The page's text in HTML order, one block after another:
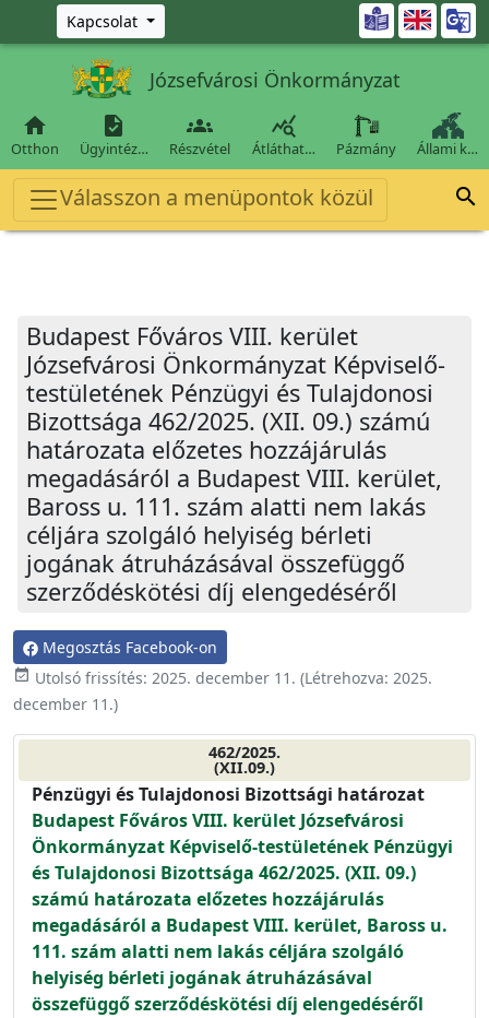
Ugrás a fő tartalomra
Kapcsolat 
Józsefvárosi Önkormányzat

Otthon

Ügyintéz…

Részvétel

Átláthat… Pázmány Állami k…
Válasszon a menüpontok közül 
Budapest Főváros VIII. kerület
Józsefvárosi Önkormányzat Képviselő-
testületének Pénzügyi és Tulajdonosi
Bizottsága 462/2025. (XII. 09.) számú
határozata előzetes hozzájárulás
megadásáról a Budapest VIII. kerület,
Baross u. 111. szám alatti nem lakás
céljára szolgáló helyiség bérleti
jogának átruházásával összefüggő
szerződéskötési díj elengedéséről
Megosztás Facebook-on
event_available Utolsó frissítés: 2025. december 11. (Létrehozva: 2025.
december 11.)
462/2025.
(XII.09.)
Pénzügyi és Tulajdonosi Bizottsági határozat
Budapest Főváros VIII. kerület Józsefvárosi
Önkormányzat Képviselő-testületének Pénzügyi
és Tulajdonosi Bizottsága 462/2025. (XII. 09.)
számú határozata előzetes hozzájárulás
megadásáról a Budapest VIII. kerület, Baross u.
111. szám alatti nem lakás céljára szolgáló
helyiség bérleti jogának átruházásával
összefüggő szerződéskötési díj elengedéséről